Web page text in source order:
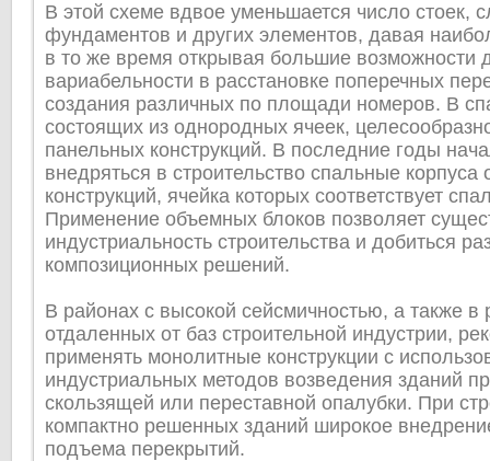
В этой схеме вдвое уменьшается число стоек,
фундаментов и других элементов, давая
в то же время открывая большие возможности
вариабельности в расстановке поперечных
создания различных по площади номеров. В
состоящих из однородных ячеек,
панельных конструкций. В последние годы
внедряться в строительство спальные
конструкций, ячейка которых соответствует
Применение объемных блоков позволяет
индустриальность строительства и добиться
композиционных решений.
В районах с высокой сейсмичностью, а также в
отдаленных от баз строительной индустрии,
применять монолитные конструкции с
индустриальных методов возведения зданий
скользящей или переставной опалубки. При
компактно решенных зданий широкое
подъема перекрытий.